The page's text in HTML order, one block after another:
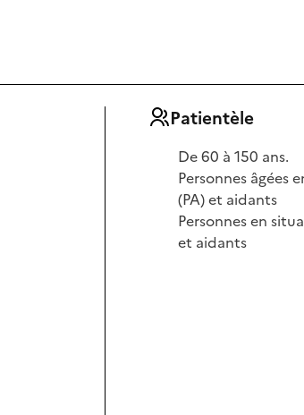
Patientèle
De 60 à 150 ans.
Personnes âgées
(PA) et aidants
Personnes en
et aidants